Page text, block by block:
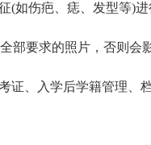
(如伤疤、痣、发型等)
部要求的照片，否则会
证、入学后学籍管理、